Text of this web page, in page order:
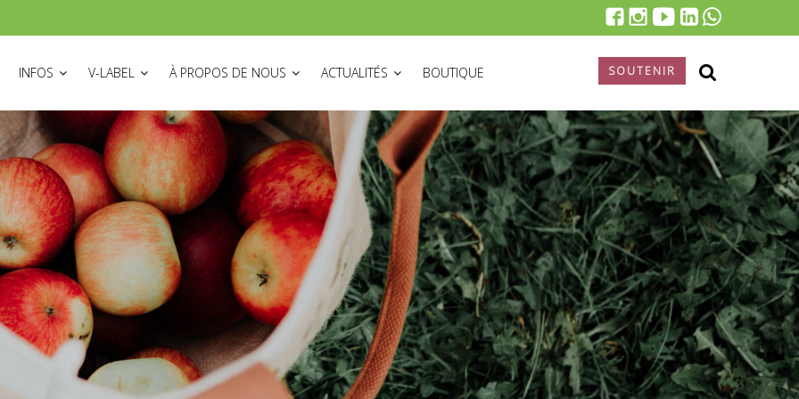
INFOS V-LABEL À PROPOS DE NOUS ACTUALITÉS BOUTIQUE SOUTENIR